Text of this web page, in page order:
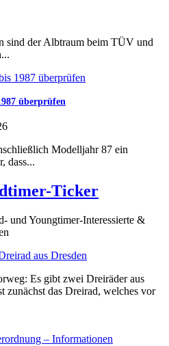
sind der Albtraum beim TÜV und
überprüfen
Modelljahr 87 ein
dass...
Ticker
und Youngtimer-Interessierte &
aus Dresden
Es gibt zwei Dreiräder aus
das Dreirad, welches vor
– Informationen